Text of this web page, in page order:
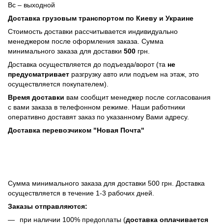
Вс – выходной
Доставка грузовым транспортом по Киеву и Украине
Стоимость доставки рассчитывается индивидуально
менеджером после оформления заказа. Сумма
минимального заказа для доставки 500 грн.
Доставка осуществляется до подъезда/ворот (та не
предусматривает разгрузку авто или подъем на этаж, это
осуществляется покупателем).
Время доставки вам сообщит менеджер после согласования
с вами заказа в телефонном режиме. Наши работники
оперативно доставят заказ по указанному Вами адресу.
Доставка перевозчиком "Новая Почта"
Сумма минимального заказа для доставки 500 грн. Доставка
осуществляется в течение 1-3 рабочих дней.
Заказы отправляются:
при наличии 100% предоплаты (доставка оплачивается